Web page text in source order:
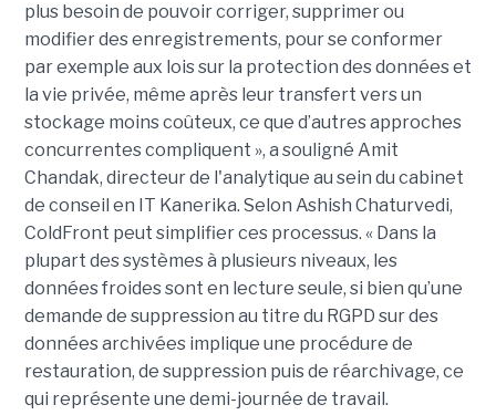
plus besoin de pouvoir corriger, supprimer ou
modifier des enregistrements, pour se conformer
par exemple aux lois sur la protection des données et
la vie privée, même après leur transfert vers un
stockage moins coûteux, ce que d’autres approches
concurrentes compliquent », a souligné Amit
Chandak, directeur de l'analytique au sein du cabinet
de conseil en IT Kanerika. Selon Ashish Chaturvedi,
ColdFront peut simplifier ces processus. « Dans la
plupart des systèmes à plusieurs niveaux, les
données froides sont en lecture seule, si bien qu’une
demande de suppression au titre du RGPD sur des
données archivées implique une procédure de
restauration, de suppression puis de réarchivage, ce
qui représente une demi-journée de travail.